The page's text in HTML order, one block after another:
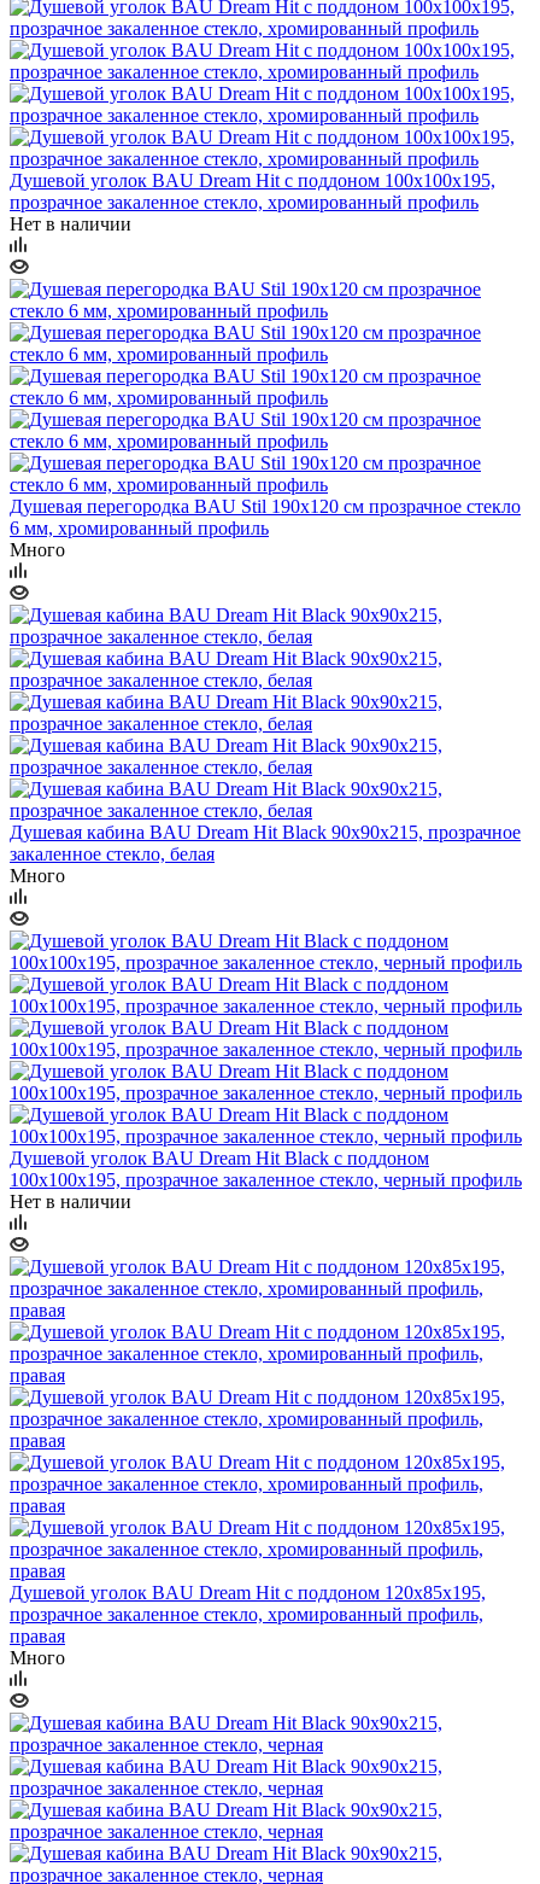
Душевой уголок BAU Dream Hit с поддоном 100x100х195,
прозрачное закаленное стекло, хромированный профиль
Нет в наличии
Душевая перегородка BAU Stil 190х120 см прозрачное стекло
6 мм, хромированный профиль
Много
Душевая кабина BAU Dream Hit Black 90x90х215, прозрачное
закаленное стекло, белая
Много
Душевой уголок BAU Dream Hit Black с поддоном
100x100х195, прозрачное закаленное стекло, черный профиль
Нет в наличии
Душевой уголок BAU Dream Hit с поддоном 120x85х195,
прозрачное закаленное стекло, хромированный профиль,
правая
Много